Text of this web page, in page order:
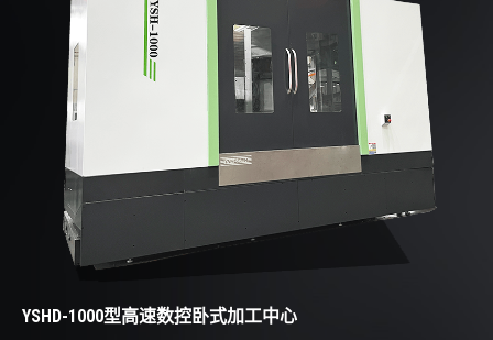
YSHD-1000型高速数控卧式加工中心